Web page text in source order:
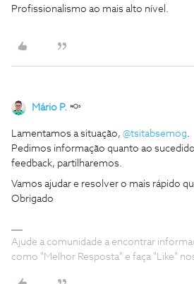
Profissionalismo ao mais alto nível.
Mário P.
Lamentamos a situação, @tsitabsemog.
Pedimos informação quanto ao
feedback, partilharemos.
Vamos ajudar e resolver o mais rápido
Obrigado
Ajude a comunidade a encontrar
como "Melhor Resposta" e faça "Like"